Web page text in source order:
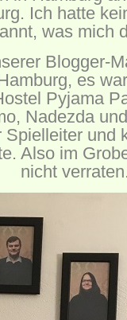
Ich hatte
was mich
Blogger-
es
Pyjama
Nadezda
und
Also im
nicht